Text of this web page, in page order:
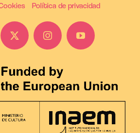
Política de privacidad